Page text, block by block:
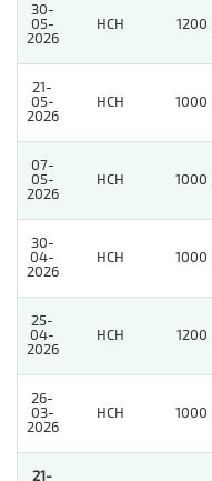
30-
05-
2026
HCH 1200
21-
05-
2026
HCH 1000
07-
05-
2026
HCH 1000
30-
04-
2026
HCH 1000
25-
04-
2026
HCH 1200
26-
03-
2026
HCH 1000
21-